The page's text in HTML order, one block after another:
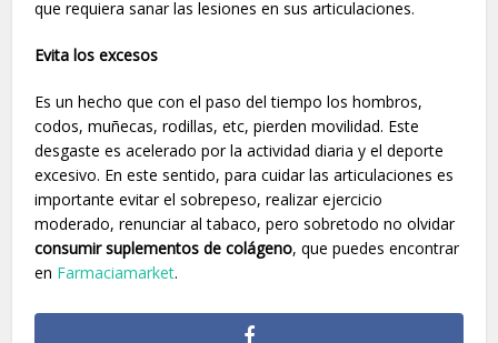
que requiera sanar las lesiones en sus articulaciones.
Evita los excesos
Es un hecho que con el paso del tiempo los hombros,
codos, muñecas, rodillas, etc, pierden movilidad. Este
desgaste es acelerado por la actividad diaria y el deporte
excesivo. En este sentido, para cuidar las articulaciones es
importante evitar el sobrepeso, realizar ejercicio
moderado, renunciar al tabaco, pero sobretodo no olvidar
consumir suplementos de colágeno, que puedes encontrar
en Farmaciamarket.